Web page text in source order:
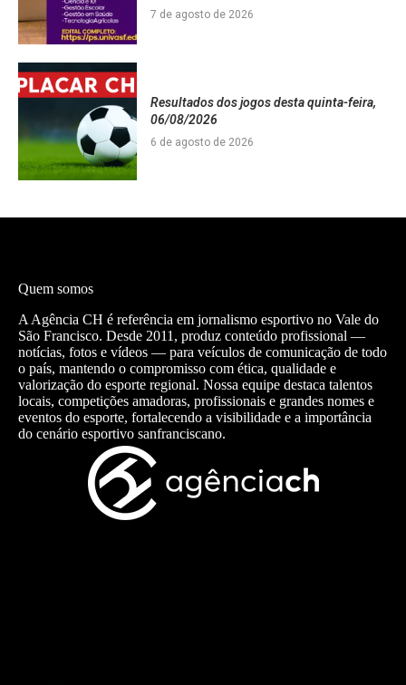
7 de agosto de 2026
Resultados dos jogos desta quinta-feira,
06/08/2026
6 de agosto de 2026
Quem somos
A Agência CH é referência em jornalismo esportivo no Vale do
São Francisco. Desde 2011, produz conteúdo profissional —
notícias, fotos e vídeos — para veículos de comunicação de todo
o país, mantendo o compromisso com ética, qualidade e
valorização do esporte regional. Nossa equipe destaca talentos
locais, competições amadoras, profissionais e grandes nomes e
eventos do esporte, fortalecendo a visibilidade e a importância
do cenário esportivo sanfranciscano.